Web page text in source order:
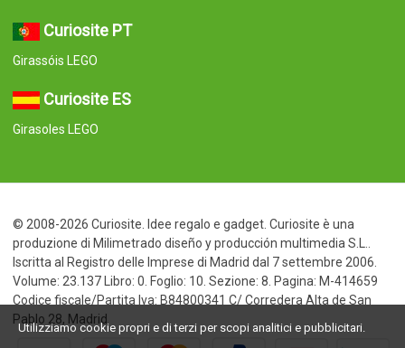
Curiosite PT
Girassóis LEGO
Curiosite ES
Girasoles LEGO
© 2008-2026 Curiosite. Idee regalo e gadget. Curiosite è una
produzione di Milimetrado diseño y producción multimedia S.L..
Iscritta al Registro delle Imprese di Madrid dal 7 settembre 2006.
Volume: 23.137 Libro: 0. Foglio: 10. Sezione: 8. Pagina: M-414659
Codice fiscale/Partita Iva: B84800341 C/ Corredera Alta de San
Pablo 28, Madrid
Utilizziamo cookie propri e di terzi per scopi analitici e pubblicitari.